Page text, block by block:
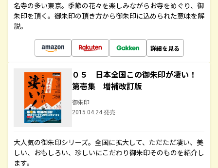
名寺の多い東京。季節の花々を楽しみながらお寺をめぐり、御
朱印を頂く。御朱印の頂き方から御朱印に込められた意味を解
説。
詳細を見る
０５ 日本全国この御朱印が凄い！
第壱集 増補改訂版
御朱印
2015.04.24 発売
大人気の御朱印シリーズ。全国に拡大して、ただただ凄い、美
しい、おもしろい、珍しいにこだわり御朱印そのものを紹介し
ます。